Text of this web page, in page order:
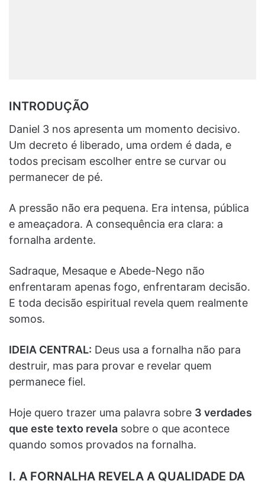
INTRODUÇÃO
Daniel 3 nos apresenta um momento decisivo.
Um decreto é liberado, uma ordem é dada, e
todos precisam escolher entre se curvar ou
permanecer de pé.
A pressão não era pequena. Era intensa, pública
e ameaçadora. A consequência era clara: a
fornalha ardente.
Sadraque, Mesaque e Abede-Nego não
enfrentaram apenas fogo, enfrentaram decisão.
E toda decisão espiritual revela quem realmente
somos.
IDEIA CENTRAL: Deus usa a fornalha não para
destruir, mas para provar e revelar quem
permanece fiel.
Hoje quero trazer uma palavra sobre 3 verdades
que este texto revela sobre o que acontece
quando somos provados na fornalha.
I. A FORNALHA REVELA A QUALIDADE DA